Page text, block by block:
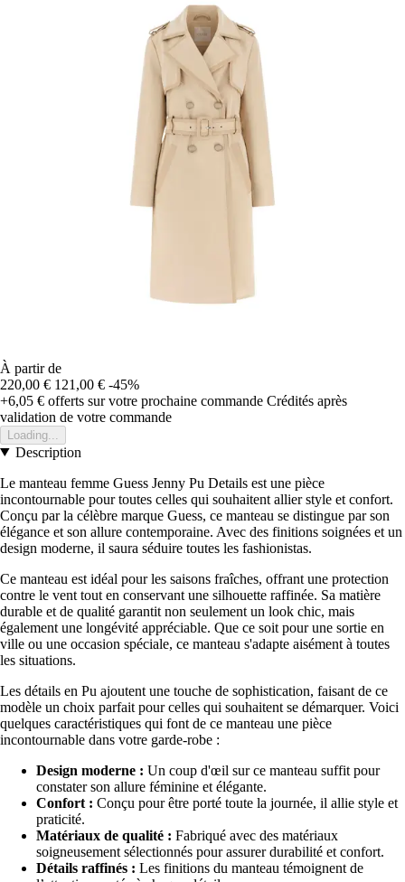
À partir de
220,00 € 121,00 € -45%
+6,05 € offerts sur votre prochaine commande Crédités après
validation de votre commande
Loading...
Description
Le manteau femme Guess Jenny Pu Details est une pièce
incontournable pour toutes celles qui souhaitent allier style et confort.
Conçu par la célèbre marque Guess, ce manteau se distingue par son
élégance et son allure contemporaine. Avec des finitions soignées et un
design moderne, il saura séduire toutes les fashionistas.
Ce manteau est idéal pour les saisons fraîches, offrant une protection
contre le vent tout en conservant une silhouette raffinée. Sa matière
durable et de qualité garantit non seulement un look chic, mais
également une longévité appréciable. Que ce soit pour une sortie en
ville ou une occasion spéciale, ce manteau s'adapte aisément à toutes
les situations.
Les détails en Pu ajoutent une touche de sophistication, faisant de ce
modèle un choix parfait pour celles qui souhaitent se démarquer. Voici
quelques caractéristiques qui font de ce manteau une pièce
incontournable dans votre garde-robe :
Design moderne : Un coup d'œil sur ce manteau suffit pour
constater son allure féminine et élégante.
Confort : Conçu pour être porté toute la journée, il allie style et
praticité.
Matériaux de qualité : Fabriqué avec des matériaux
soigneusement sélectionnés pour assurer durabilité et confort.
Détails raffinés : Les finitions du manteau témoignent de